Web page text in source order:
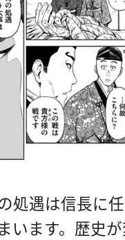
処遇は信長に
います。歴史